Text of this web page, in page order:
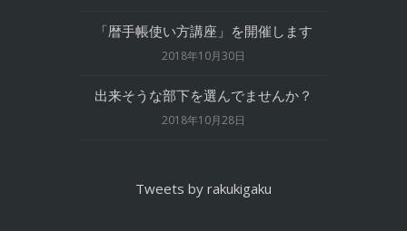
「暦手帳使い方講座」を開催します
2018年10月30日
出来そうな部下を選んでませんか？
2018年10月28日
Tweets by rakukigaku